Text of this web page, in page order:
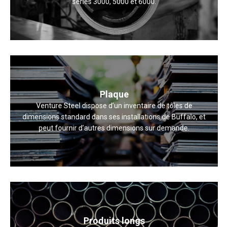
Plaque
Venture Steel dispose d’un inventaire de tôles de
dimensions standard dans ses installations de Buffalo, et
peut fournir d’autres dimensions sur demande.
Produits longs